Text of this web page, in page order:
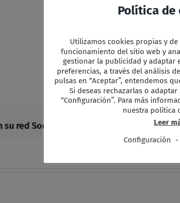
red Social favorita!
Política de
Utilizamos cookies propias y
funcionamiento del sitio web y
gestionar la publicidad y adaptar
preferencias, a través del análisis
pulsas en “Aceptar”, entendemos
Si deseas rechazarlas o
“Configuración”. Para más
nuestra política
Leer
Configuración
-